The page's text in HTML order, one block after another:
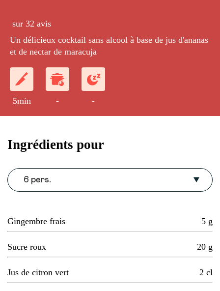
sur 32 avis
Un délicieux cocktail sans alcool à base de jus d'ananas
et de nectar de maracuja
5min - -
Ingrédients pour
6 pers.
Gingembre frais 5 g
Sucre roux 20 g
Jus de citron vert 2 cl